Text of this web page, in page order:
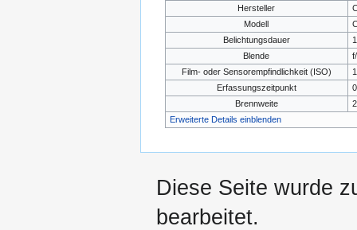
Hersteller
Modell
Belichtungsdauer
Blende
Film- oder Sensorempfindlichkeit (ISO)
Erfassungszeitpunkt
Brennweite
Erweiterte Details einblenden
Diese Seite wurde
bearbeitet.